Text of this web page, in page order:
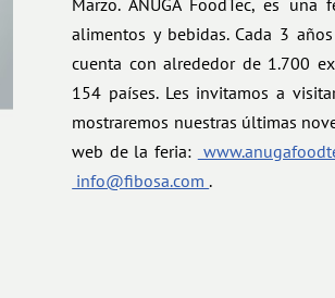
Marzo. ANUGA FoodTec, es
alimentos y bebidas. Cada 3
cuenta con alrededor de 1.700
154 países. Les invitamos a
mostraremos nuestras últimas
web de la feria:
info@fibosa.com .